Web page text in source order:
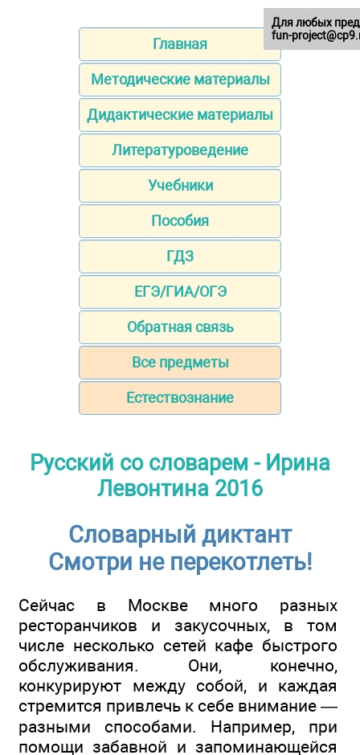
Главная
Методические материалы
Дидактические материалы
Литературоведение
Учебники
Пособия
ГДЗ
ЕГЭ/ГИА/ОГЭ
Обратная связь
Все предметы
Естествознание
Русский со словарем - Ирина
Левонтина 2016
Словарный диктант
Смотри не перекотлеть!
Сейчас в Москве много разных
ресторанчиков и закусочных, в том
числе несколько сетей кафе быстрого
обслуживания. Они, конечно,
конкурируют между собой, и каждая
стремится привлечь к себе внимание —
разными способами. Например, при
помощи забавной и запоминающейся
Для любых
fun-